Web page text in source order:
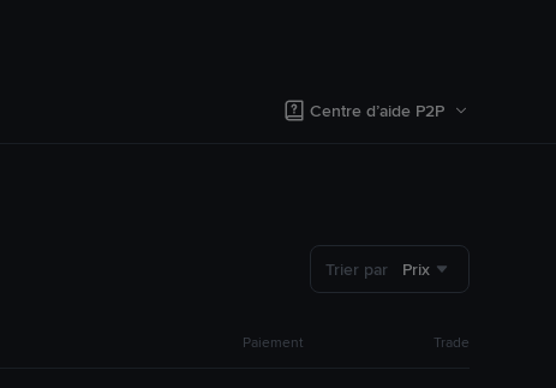
Centre d’aide P2P
Trier par Prix
Paiement Trade